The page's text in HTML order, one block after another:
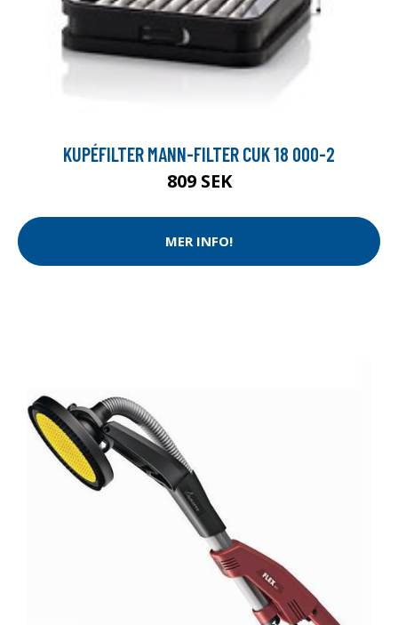
KUPÉFILTER MANN-FILTER CUK 18 000-2
809 SEK
MER INFO!